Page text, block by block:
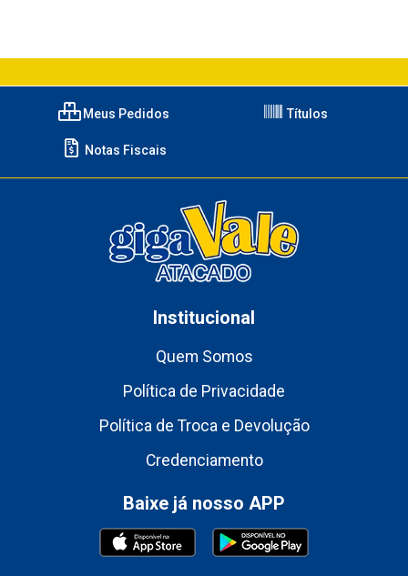
Meus Pedidos Títulos
Notas Fiscais
Institucional
Quem Somos
Política de Privacidade
Política de Troca e Devolução
Credenciamento
Baixe já nosso APP